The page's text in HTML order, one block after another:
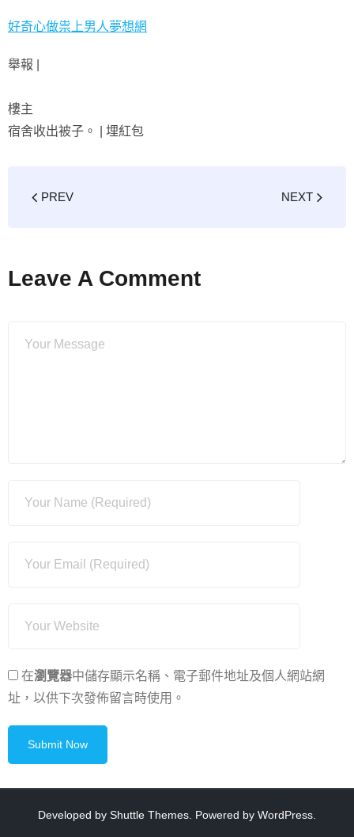
好奇心做祟上男人夢想網
舉報 |
樓主
宿舍收出被子。 | 埋紅包
PREV NEXT
Leave A Comment
在瀏覽器中儲存顯示名稱、電子郵件地址及個人網站網
址，以供下次發佈留言時使用。
Developed by Shuttle Themes . Powered by WordPress